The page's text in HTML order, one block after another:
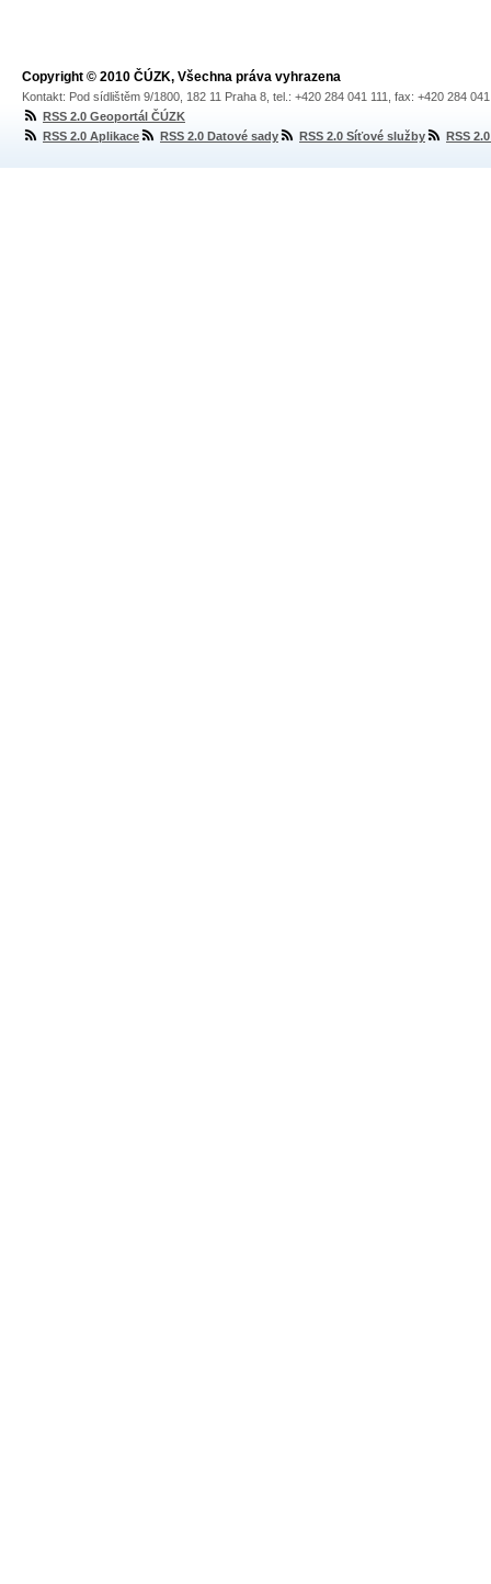
Copyright © 2010 ČÚZK, Všechna práva vyhrazena
Kontakt: Pod sídlištěm 9/1800, 182 11 Praha 8, tel.: +420 284 041 111, fax: +420 284
RSS 2.0 Geoportál ČÚZK
RSS 2.0 Aplikace
RSS 2.0 Datové sady RSS 2.0 Síťové služby RSS